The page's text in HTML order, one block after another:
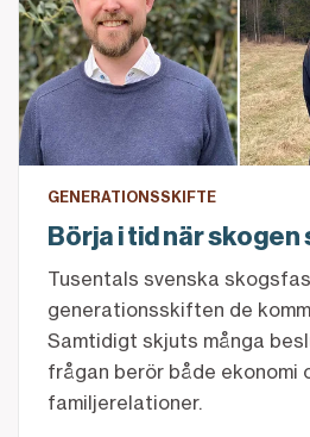
GENERATIONSSKIFTE
Börja i tid när skogen
Tusentals svenska
generationsskiften de
Samtidigt skjuts många
frågan berör både ekonomi
familjerelationer.